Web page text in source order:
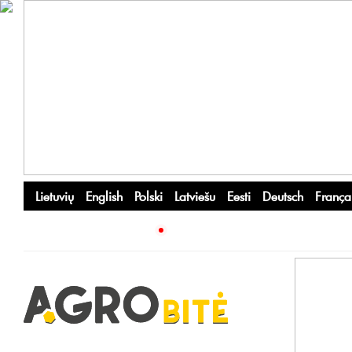
Lietuvių English Polski Latviešu Eesti Deutsch